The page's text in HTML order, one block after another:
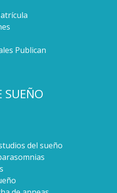
Publican
SUEÑO
del sueño